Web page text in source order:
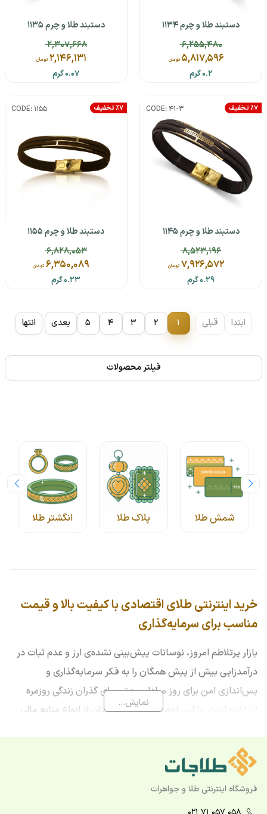
فیلتر محصولات
دستبند طلا و چرم 1134
6,255,480
5,817,596 تومان
0.2 گرم
دستبند طلا و چرم 1135
2,307,668
2,146,131 تومان
0.07 گرم
٪7 تخفیف CODE: 41-3
دستبند طلا و چرم 1145
8,523,196
7,926,572 تومان
0.29 گرم
٪7 تخفیف CODE: 1155
دستبند طلا و چرم 1155
6,828,053
6,350,089 تومان
0.23 گرم
ابتدا قبلی 1
2
3
4
5 بعدی انتها
شمش طلا پلاک طلا انگشتر طلا
خرید اینترنتی طلای اقتصادی با کیفیت بالا و قیمت
مناسب برای سرمایه‌گذاری
بازار پرتلاطم امروز، نوسانات پیش‌بینی نشده‌ی ارز و عدم ثبات در
درآمدزایی بیش از پیش همگان را به فکر سرمایه‌گذاری و
پس‌اندازی امن برای روز مبادا، و حتی برای گذران زندگی روزمره
انداخته است. با این اوصاف و عدم اطمینان از انواع منابع مالی
سال پیش که فلزی به نام طلا توسط بشر کشف شد، تا امروز یکی
از ارزشمندترین دارایی‌های هر انسانی به شمار می‌آید و بعید
به‌نظر می‌رسد هیچ‌زمانی قابل جایگزینی باشد. طلا آنقدر ارزشمند
و منحصربه‌فرد است که انسان برای بخشیدن ارزشی مضاعف به هر
نمایش...
فروشگاه اینترنتی طلا و جواهرات